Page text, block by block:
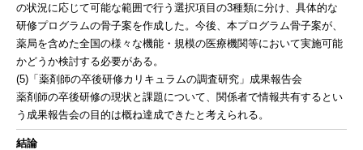
の状況に応じて可能な範囲で行う選択項目の3種類に分け、具体的な
研修プログラムの骨子案を作成した。今後、本プログラム骨子案が、
薬局を含めた全国の様々な機能・規模の医療機関等において実施可能
かどうか検討する必要がある。
(5)「薬剤師の卒後研修カリキュラムの調査研究」成果報告会
薬剤師の卒後研修の現状と課題について、関係者で情報共有するとい
う成果報告会の目的は概ね達成できたと考えられる。
結論